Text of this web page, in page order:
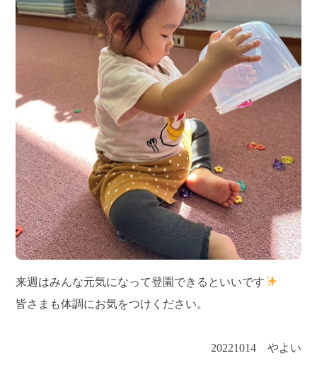
来週はみんな元気になって登園できるといいです
皆さまも体調にお気をつけください。
20221014 やよい